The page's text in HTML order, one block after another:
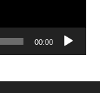
00:00